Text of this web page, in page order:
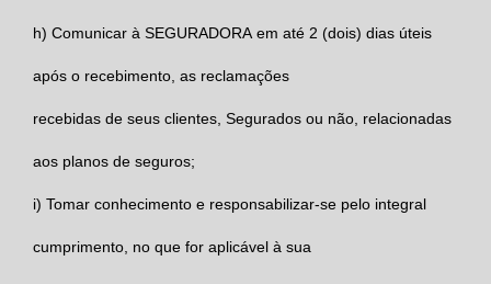
h) Comunicar à SEGURADORA em até 2 (dois) dias úteis
após o recebimento, as reclamações
recebidas de seus clientes, Segurados ou não, relacionadas
aos planos de seguros;
i) Tomar conhecimento e responsabilizar-se pelo integral
cumprimento, no que for aplicável à sua